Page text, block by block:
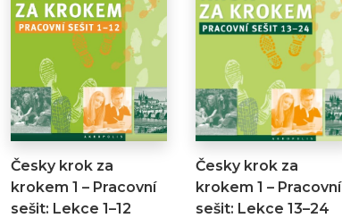
Česky krok za
krokem 1 – Pracovní
sešit: Lekce 1–12
Česky krok za
krokem 1 – Pracovní
sešit: Lekce 13–24